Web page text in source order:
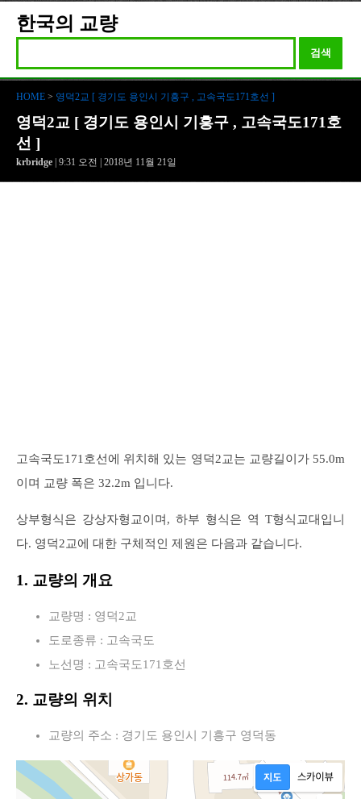
한국의 교량
검색
HOME > 영덕2교 [ 경기도 용인시 기흥구 , 고속국도171호선 ]
영덕2교 [ 경기도 용인시 기흥구 , 고속국도171호
선 ]
krbridge | 9:31 오전 | 2018년 11월 21일
고속국도171호선에 위치해 있는 영덕2교는 교량길이가 55.0m
이며 교량 폭은 32.2m 입니다.
상부형식은 강상자형교이며, 하부 형식은 역 T형식교대입니
다. 영덕2교에 대한 구체적인 제원은 다음과 같습니다.
1. 교량의 개요
교량명 : 영덕2교
도로종류 : 고속국도
노선명 : 고속국도171호선
2. 교량의 위치
교량의 주소 : 경기도 용인시 기흥구 영덕동